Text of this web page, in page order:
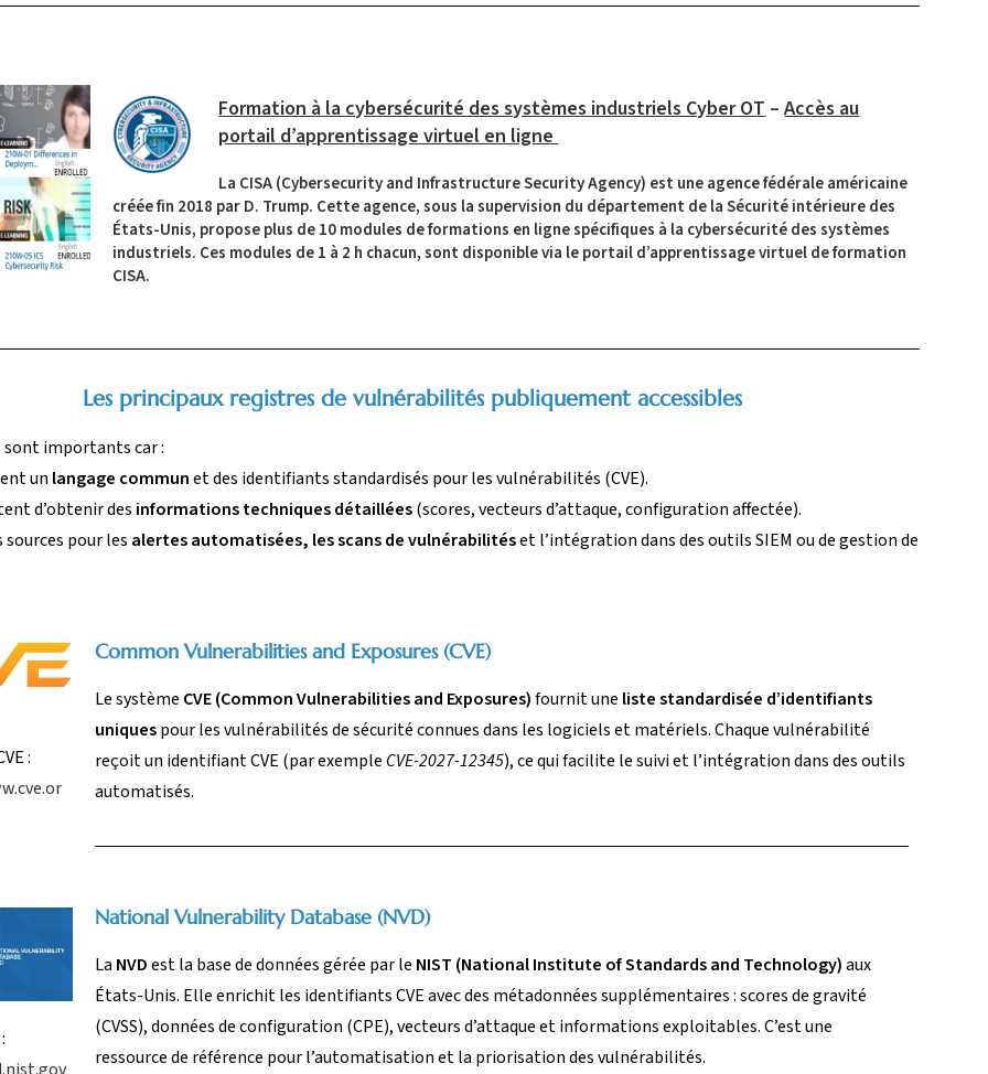
Formation à la cybersécurité des systèmes industriels Cyber OT–Accès au
portail d’apprentissage virtuel en ligne
La CISA (Cybersecurity and Infrastructure Security Agency) est une agence fédérale américaine
créée fin 2018 par D. Trump. Cette agence, sous la supervision du département de la Sécurité intérieure des
États-Unis, propose plus de 10 modules de formations en ligne spécifiques à la cybersécurité des systèmes
industriels. Ces modules de 1 à 2 h chacun, sont disponible via le portail d’apprentissage virtuel de formation
CISA.
Les principaux registres de vulnérabilités publiquement accessibles
sont importants car :
un langage communet des identifiants standardisés pour les vulnérabilités (CVE).
d’obtenir des informations techniques détaillées(scores, vecteurs d’attaque, configuration affectée).
sources pour les alertes automatisées, les scans de vulnérabilitéset l’intégration dans des outils SIEM ou de gestion de
:
Common Vulnerabilities and Exposures (CVE)
Le système CVE (Common Vulnerabilities and Exposures)fournit une liste standardisée d’identifiants
uniquespour les vulnérabilités de sécurité connues dans les logiciels et matériels. Chaque vulnérabilité
reçoit un identifiant CVE (par exemple CVE-2027-12345), ce qui facilite le suivi et l’intégration dans des outils
automatisés.
National Vulnerability Database (NVD)
La NVDest la base de données gérée par le NIST (National Institute of Standards and Technology)aux
États-Unis. Elle enrichit les identifiants CVE avec des métadonnées supplémentaires : scores de gravité
(CVSS), données de configuration (CPE), vecteurs d’attaque et informations exploitables. C’est une
ressource de référence pour l’automatisation et la priorisation des vulnérabilités.